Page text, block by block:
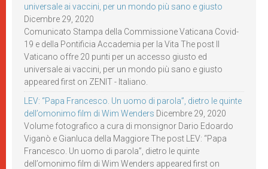
universale ai vaccini, per un mondo più sano e giusto
Dicembre 29, 2020
Comunicato Stampa della Commissione Vaticana Covid-
19 e della Pontificia Accademia per la Vita The post Il
Vaticano offre 20 punti per un accesso giusto ed
universale ai vaccini, per un mondo più sano e giusto
appeared first on ZENIT - Italiano.
LEV: “Papa Francesco. Un uomo di parola”, dietro le quinte
dell’omonimo film di Wim Wenders Dicembre 29, 2020
Volume fotografico a cura di monsignor Dario Edoardo
Viganò e Gianluca della Maggiore The post LEV: “Papa
Francesco. Un uomo di parola”, dietro le quinte
dell’omonimo film di Wim Wenders appeared first on